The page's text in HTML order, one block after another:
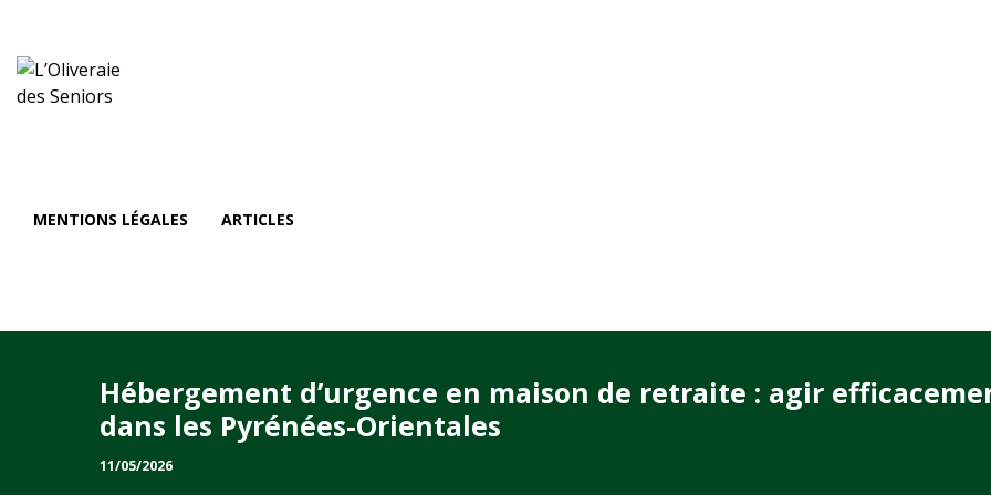
MENTIONS LÉGALES ARTICLES
Hébergement d’urgence en maison de retraite : agir
dans les Pyrénées-Orientales
11/05/2026